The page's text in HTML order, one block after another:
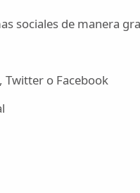
sociales de manera
Twitter o Facebook